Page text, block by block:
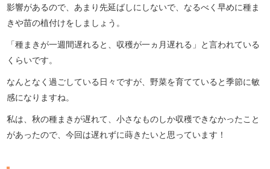
影響があるので、あまり先延ばしにしないで、なるべく早めに種ま
きや苗の植付けをしましょう。
「種まきが一週間遅れると、収穫が一ヵ月遅れる」と言われている
くらいです。
なんとなく過ごしている日々ですが、野菜を育てていると季節に敏
感になりますね。
私は、秋の種まきが遅れて、小さなものしか収穫できなかったこと
があったので、今回は遅れずに蒔きたいと思っています！